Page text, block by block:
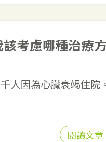
考慮哪種治療
人因為心臟衰竭住院
閱讀文章